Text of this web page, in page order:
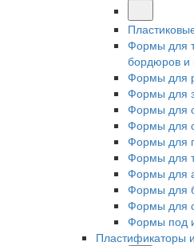
Формы для
бордюров и
Формы для
Формы для
Формы для
Формы для
Формы для
Формы для
Формы для
Формы для
Формы для
Формы под
Пластификаторы